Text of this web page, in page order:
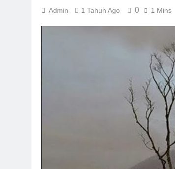
Admin 1 Tahun Ago 0 1 Mins